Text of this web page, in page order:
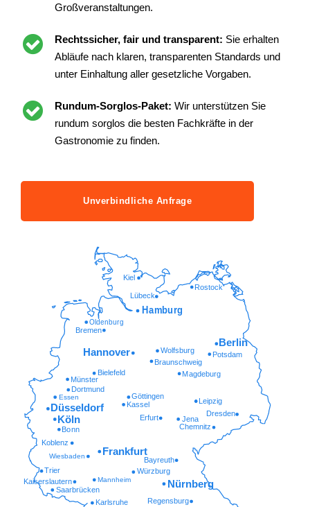
Großveranstaltungen.
Rechtssicher, fair und transparent: Sie erhalten
Abläufe nach klaren, transparenten Standards und
unter Einhaltung aller gesetzliche Vorgaben.
Rundum-Sorglos-Paket: Wir unterstützen Sie
rundum sorglos die besten Fachkräfte in der
Gastronomie zu finden.
Unverbindliche Anfrage
Regensburg
Karlsruhe
Saarbrücken
Kaiserslautern Mannheim
Würzburg
Trier
Wiesbaden Bayreuth
Koblenz
Chemnitz
Bonn
Erfurt Jena
Dresden
Kassel
Göttingen
Essen
Dortmund
Münster
Magdeburg
Bielefeld
Braunschweig
Potsdam
Wolfsburg
Oldenburg
Lübeck
Rostock
Kiel
Nürnberg
Frankfurt
Köln
Düsseldorf
Leipzig
Hannover
Berlin
Bremen
Hamburg